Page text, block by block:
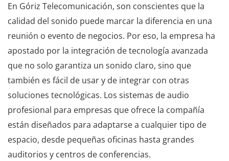
En Góriz Telecomunicación, son conscientes que la
calidad del sonido puede marcar la diferencia en una
reunión o evento de negocios. Por eso, la empresa ha
apostado por la integración de tecnología avanzada
que no solo garantiza un sonido claro, sino que
también es fácil de usar y de integrar con otras
soluciones tecnológicas. Los sistemas de audio
profesional para empresas que ofrece la compañía
están diseñados para adaptarse a cualquier tipo de
espacio, desde pequeñas oficinas hasta grandes
auditorios y centros de conferencias.